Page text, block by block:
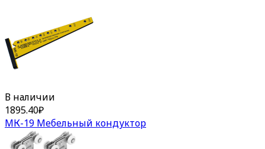
В наличии
1895.40₽
МК-19 Мебельный кондуктор